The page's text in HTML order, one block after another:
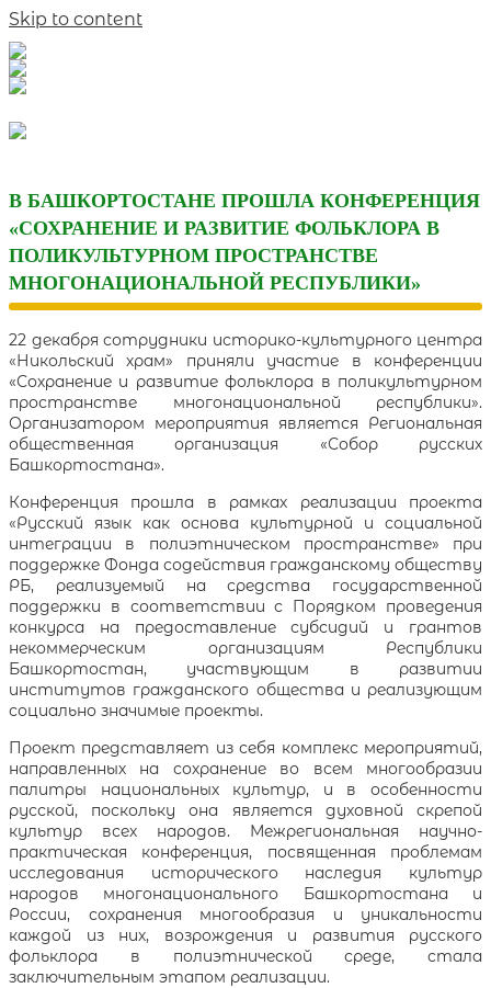
Skip to content
В БАШКОРТОСТАНЕ ПРОШЛА КОНФЕРЕНЦИЯ
«СОХРАНЕНИЕ И РАЗВИТИЕ ФОЛЬКЛОРА В
ПОЛИКУЛЬТУРНОМ ПРОСТРАНСТВЕ
МНОГОНАЦИОНАЛЬНОЙ РЕСПУБЛИКИ»
22 декабря сотрудники историко-культурного центра
«Никольский храм» приняли участие в конференции
«Сохранение и развитие фольклора в поликультурном
пространстве многонациональной республики».
Организатором мероприятия является Региональная
общественная организация «Собор русских
Башкортостана».
Конференция прошла в рамках реализации проекта
«Русский язык как основа культурной и социальной
интеграции в полиэтническом пространстве» при
поддержке Фонда содействия гражданскому обществу
РБ, реализуемый на средства государственной
поддержки в соответствии с Порядком проведения
конкурса на предоставление субсидий и грантов
некоммерческим организациям Республики
Башкортостан, участвующим в развитии
институтов гражданского общества и реализующим
социально значимые проекты.
Проект представляет из себя комплекс мероприятий,
направленных на сохранение во всем многообразии
палитры национальных культур, и в особенности
русской, поскольку она является духовной скрепой
культур всех народов. Межрегиональная научно-
практическая конференция, посвященная проблемам
исследования исторического наследия культур
народов многонационального Башкортостана и
России, сохранения многообразия и уникальности
каждой из них, возрождения и развития русского
фольклора в полиэтнической среде, стала
заключительным этапом реализации.